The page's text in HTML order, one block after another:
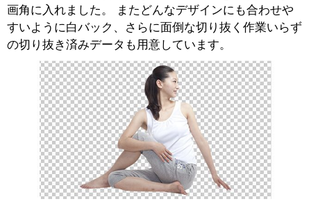
画角に入れました。 またどんなデザインにも合わせや
すいように白バック、さらに面倒な切り抜く作業いらず
の切り抜き済みデータも用意しています。